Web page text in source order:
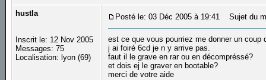
hustla
Inscrit le: 12 Nov 2005
Messages: 75
Localisation: lyon (69)
Posté le: 03 Déc 2005 à 19:41 Sujet du
est ce que vous pourriez me donner un coup
j ai foiré 6cd je n y arrive pas.
faut il le grave en rar ou en décompréssé?
et dois ej le graver en bootable?
merci de votre aide